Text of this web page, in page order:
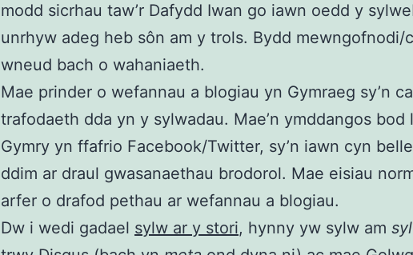
modd sicrhau taw’r Dafydd Iwan go iawn oedd y
unrhyw adeg heb sôn am y trols. Bydd mewngofnodi/
wneud bach o wahaniaeth.
Mae prinder o wefannau a blogiau yn Gymraeg sy’n
trafodaeth dda yn y sylwadau. Mae’n ymddangos bod
Gymry yn ffafrio Facebook/Twitter, sy’n iawn cyn
ddim ar draul gwasanaethau brodorol. Mae eisiau
arfer o drafod pethau ar wefannau a blogiau.
Dw i wedi gadael sylw ar y stori, hynny yw sylw am